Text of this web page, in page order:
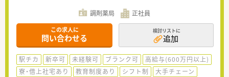
調剤薬局 正社員
この求人に
問い合わせる
検討リストに
追加
駅チカ 新卒可 未経験可 ブランク可
高給与(600万円以上)
寮・借上社宅あり
教育制度あり シフト制 大手チェーン